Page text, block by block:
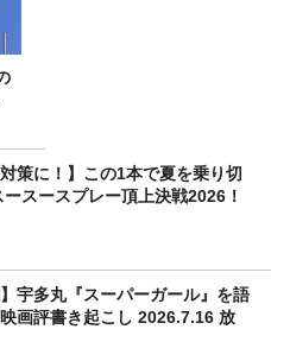
対策に！】この1本で夏を乗り切
ースースプレー頂上決戦2026！
】宇多丸『スーパーガール』を語
画評書き起こし 2026.7.16 放